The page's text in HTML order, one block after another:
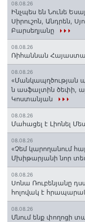
08.08.26
Ինչպես են Նունե
Սիրուշոն, Անդրեն,
Բարսեղյանը
08.08.26
Ռիհաննան
08.08.26
«Մանկապղծության
ն ասֆալտին ծեփի,
Կոստանյան
08.08.26
Մահացել է Լիոնել
08.08.26
«Չեմ կարողանում
Մխիթարյանի նոր
08.08.26
Սոնա Ռուբենյանը
հոլովակ է
08.08.26
Մնում ենք փողոցի